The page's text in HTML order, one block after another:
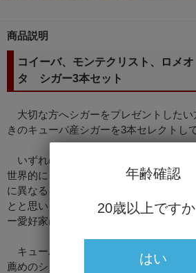
商品説明
コイーバ、モンテクリスト、ロメ
タ シガー3本セット
大切な方へシガーをプレゼントしたい
きのキューバ産シガーを3本セレクトし
いずれのシガーも、豊かな風味とリッ
世界的にも非常に人気の高いシガーで
に異なるキャラクターの違いも、きっと
とと思います。このシガーをプレゼン
ー愛好家はいないかもしれません。
キューバ産プレミアムシガーのスター
薦めのシガーセットです。
年齢確認
20歳以上ですか
はい